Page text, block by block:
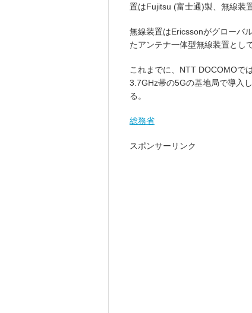
置はFujitsu (富士通)製、無線装
無線装置はEricssonがグローバ
たアンテナ一体型無線装置とし
これまでに、NTT DOCOMOで
3.7GHz帯の5Gの基地局で導入
る。
総務省
スポンサーリンク